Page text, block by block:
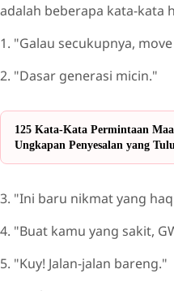
adalah beberapa kata-kata
1. "Galau secukupnya,
2. "Dasar generasi micin."
125 Kata-Kata Permintaan
Ungkapan Penyesalan yang
3. "Ini baru nikmat yang
4. "Buat kamu yang sakit,
5. "Kuy! Jalan-jalan bareng."